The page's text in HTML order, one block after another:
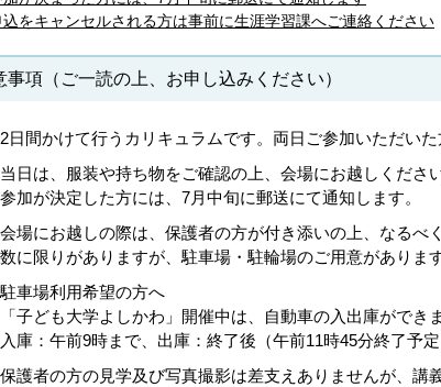
込をキャンセルされる方は事前に生涯学習課へご連絡ください
事項（ご一読の上、お申し込みください）
2日間かけて行うカリキュラムです。両日ご参加いただいた
当日は、服装や持ち物をご確認の上、会場にお越しください
参加が決定した方には、7月中旬に郵送にて通知します。
会場にお越しの際は、保護者の方が付き添いの上、なるべ
数に限りがありますが、駐車場・駐輪場のご用意があります
駐車場利用希望の方へ
「子ども大学よしかわ」開催中は、自動車の入出庫ができ
入庫：午前9時まで、出庫：終了後（午前11時45分終了予定
保護者の方の見学及び写真撮影は差支えありませんが、講